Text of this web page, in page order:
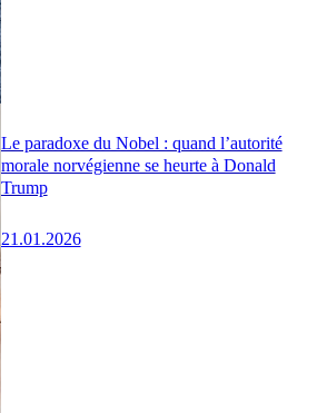
Le paradoxe du Nobel : quand l’autorité
morale norvégienne se heurte à Donald
Trump
21.01.2026